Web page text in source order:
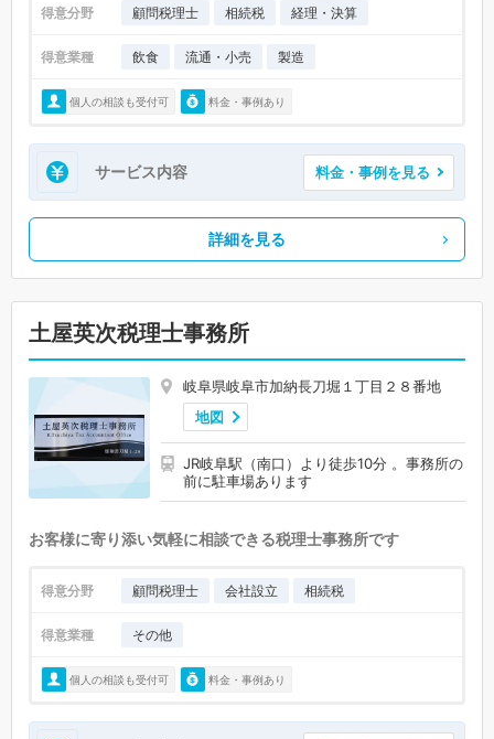
得意分野 顧問税理士 相続税 経理・決算
得意業種 飲食 流通・小売 製造
個人の相談も受付可 料金・事例あり
サービス内容 料金・事例を見る
詳細を見る
土屋英次税理士事務所
岐阜県岐阜市加納長刀堀１丁目２８番地
地図
JR岐阜駅（南口）より徒歩10分 。事務所の
前に駐車場あります
お客様に寄り添い気軽に相談できる税理士事務所です
得意分野 顧問税理士 会社設立 相続税
得意業種 その他
個人の相談も受付可 料金・事例あり